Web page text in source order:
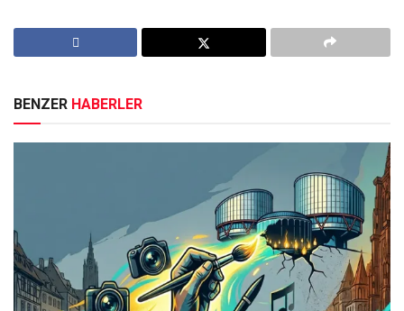
BENZER HABERLER